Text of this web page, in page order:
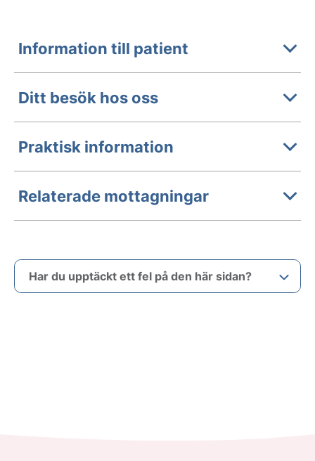
Information till patient
Ditt besök hos oss
Praktisk information
Relaterade mottagningar
Har du upptäckt ett fel på den här sidan?